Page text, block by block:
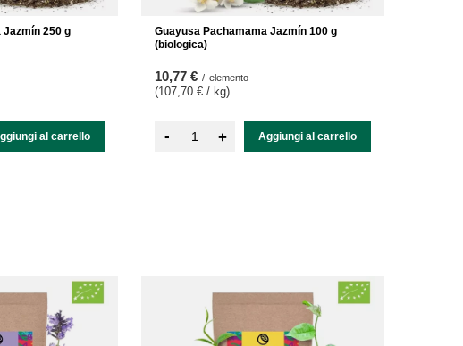
Jazmín 250 g
al carrello
Guayusa Pachamama Jazmín 100 g
(biologica)
10,77 € / elemento
(107,70 € / kg)
- + Aggiungi al carrello